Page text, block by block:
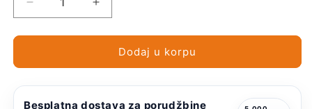
Smanji
količinu
za
Premio
Povećaj
količinu
za
Esquisita
Premio
Dodaj u korpu
Besplatna dostava za porudžbine